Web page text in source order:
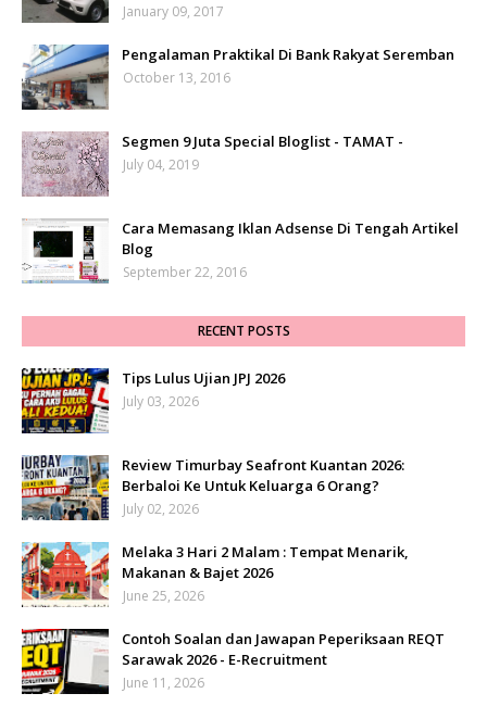
January 09, 2017
Pengalaman Praktikal Di Bank Rakyat Seremban
October 13, 2016
Segmen 9 Juta Special Bloglist - TAMAT -
July 04, 2019
Cara Memasang Iklan Adsense Di Tengah Artikel
Blog
September 22, 2016
RECENT POSTS
Tips Lulus Ujian JPJ 2026
July 03, 2026
Review Timurbay Seafront Kuantan 2026:
Berbaloi Ke Untuk Keluarga 6 Orang?
July 02, 2026
Melaka 3 Hari 2 Malam : Tempat Menarik,
Makanan & Bajet 2026
June 25, 2026
Contoh Soalan dan Jawapan Peperiksaan REQT
Sarawak 2026 - E-Recruitment
June 11, 2026